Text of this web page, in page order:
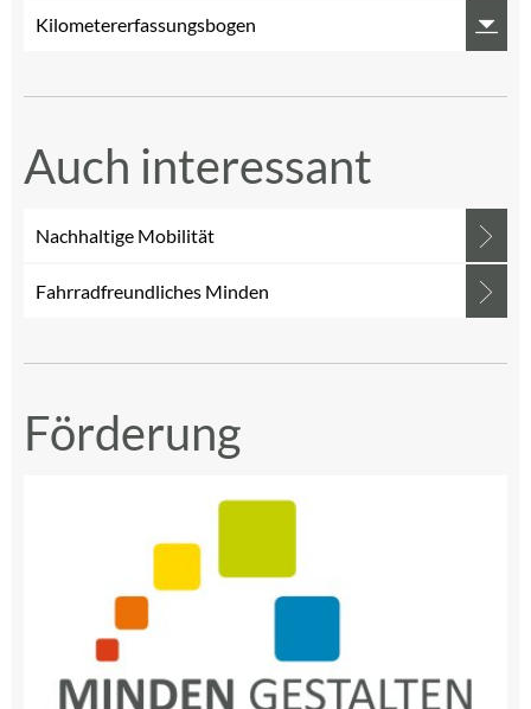
Kilometererfassungsbogen
Auch interessant
Nachhaltige Mobilität
Fahrradfreundliches Minden
Förderung